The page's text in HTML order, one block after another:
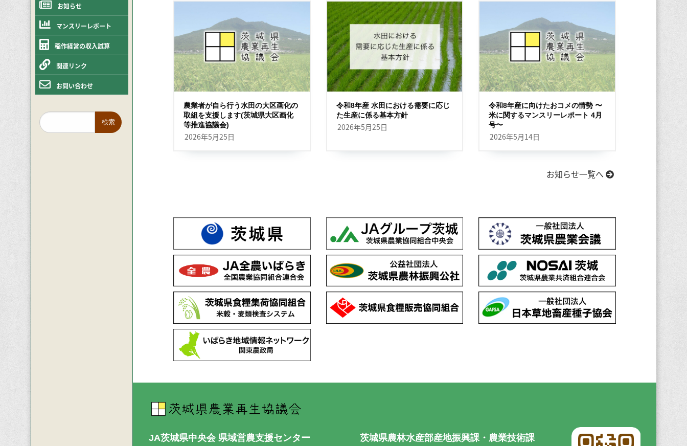
お知らせ
マンスリーレポート
稲作経営の収入試算
関連リンク
お問い合わせ
農業者が自ら行う水田の大区画化の
取組を支援します(茨城県大区画化
等推進協議会)
2026年5月25日
令和8年産 水田における需要に応じ
た生産に係る基本方針
2026年5月25日
令和8年産に向けたおコメの情勢 〜
米に関するマンスリーレポート 4月
号〜
2026年5月14日
お知らせ一覧へ
JA茨城県中央会 県域営農支援センター 茨城県農林水産部産地振興課・農業技術課